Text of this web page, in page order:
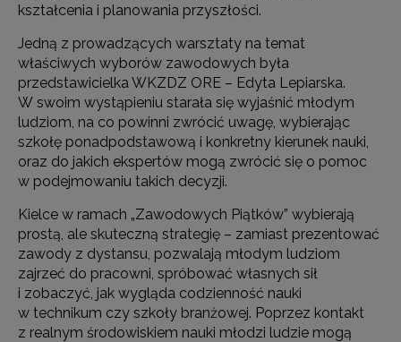
kształcenia i planowania przyszłości.
Jedną z prowadzących warsztaty na temat
właściwych wyborów zawodowych była
przedstawicielka WKZDZ ORE – Edyta Lepiarska.
W swoim wystąpieniu starała się wyjaśnić młodym
ludziom, na co powinni zwrócić uwagę, wybierając
szkołę ponadpodstawową i konkretny kierunek nauki,
oraz do jakich ekspertów mogą zwrócić się o pomoc
w podejmowaniu takich decyzji.
Kielce w ramach „Zawodowych Piątków” wybierają
prostą, ale skuteczną strategię – zamiast prezentować
zawody z dystansu, pozwalają młodym ludziom
zajrzeć do pracowni, spróbować własnych sił
i zobaczyć, jak wygląda codzienność nauki
w technikum czy szkoły branżowej. Poprzez kontakt
z realnym środowiskiem nauki młodzi ludzie mogą